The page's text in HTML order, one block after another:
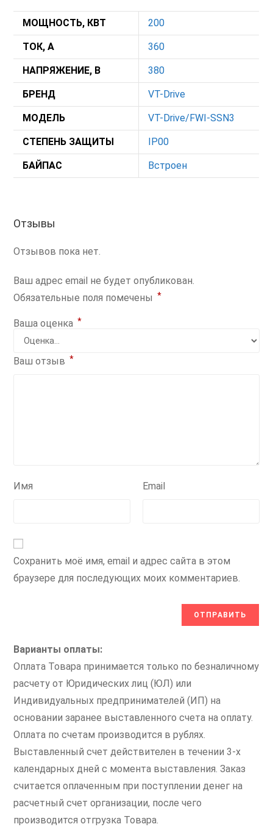
МОЩНОСТЬ, КВТ 200
ТОК, А 360
НАПРЯЖЕНИЕ, В 380
БРЕНД VT-Drive
МОДЕЛЬ VT-Drive/FWI-SSN3
СТЕПЕНЬ ЗАЩИТЫ IP00
БАЙПАС Встроен
Отзывы
Отзывов пока нет.
Ваш адрес email не будет опубликован.
Обязательные поля помечены *
Ваша оценка *
Ваш отзыв *
Имя Email
Сохранить моё имя, email и адрес сайта в этом
браузере для последующих моих комментариев.
Варианты оплаты:
Оплата Товара принимается только по безналичному
расчету от Юридических лиц (ЮЛ) или
Индивидуальных предпринимателей (ИП) на
основании заранее выставленного счета на оплату.
Оплата по счетам производится в рублях.
Выставленный счет действителен в течении 3-х
календарных дней с момента выставления. Заказ
считается оплаченным при поступлении денег на
расчетный счет организации, после чего
производится отгрузка Товара.